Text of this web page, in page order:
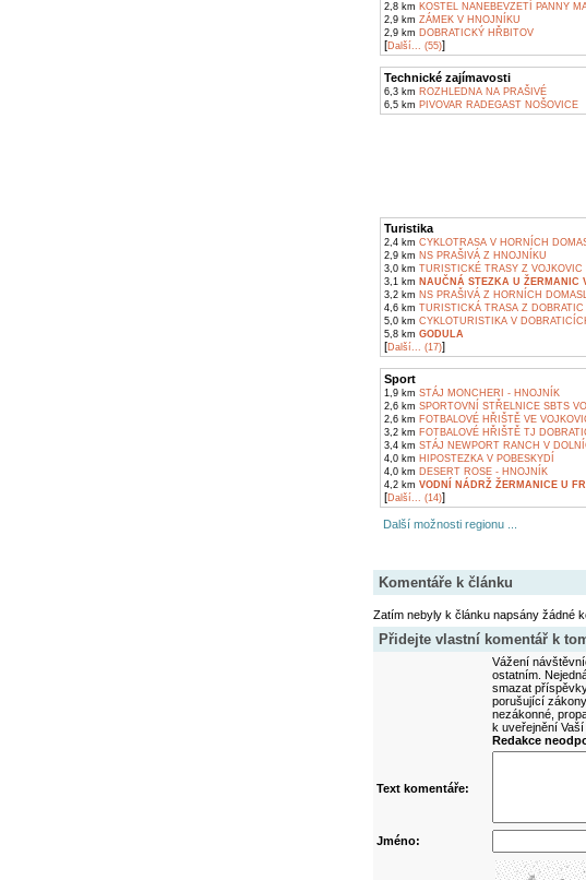
2,8 km KOSTEL NANEBEVZETÍ PANNY
2,9 km ZÁMEK V HNOJNÍKU
2,9 km DOBRATICKÝ HŘBITOV
[Další... (55)]
Technické zajímavosti
6,3 km ROZHLEDNA NA PRAŠIVÉ
6,5 km PIVOVAR RADEGAST NOŠOVICE
Turistika
2,4 km CYKLOTRASA V HORNÍCH
2,9 km NS PRAŠIVÁ Z HNOJNÍKU
3,0 km TURISTICKÉ TRASY Z VOJKOVIC
3,1 km NAUČNÁ STEZKA U ŽERMANIC
3,2 km NS PRAŠIVÁ Z HORNÍCH
4,6 km TURISTICKÁ TRASA Z DOBRATIC
5,0 km CYKLOTURISTIKA V
5,8 km GODULA
[Další... (17)]
Sport
1,9 km STÁJ MONCHERI - HNOJNÍK
2,6 km SPORTOVNÍ STŘELNICE SBTS
2,6 km FOTBALOVÉ HŘIŠTĚ VE
3,2 km FOTBALOVÉ HŘIŠTĚ TJ
3,4 km STÁJ NEWPORT RANCH V
4,0 km HIPOSTEZKA V POBESKYDÍ
4,0 km DESERT ROSE - HNOJNÍK
4,2 km VODNÍ NÁDRŽ ŽERMANICE U
[Další... (14)]
Další možnosti regionu ...
Komentáře k článku
Zatím nebyly k článku napsány žádné
Přidejte vlastní komentář k
Vážení
ostatním.
smazat
porušující
nezákonné,
k uveřejnění
Redakce
Text komentáře:
Jméno: